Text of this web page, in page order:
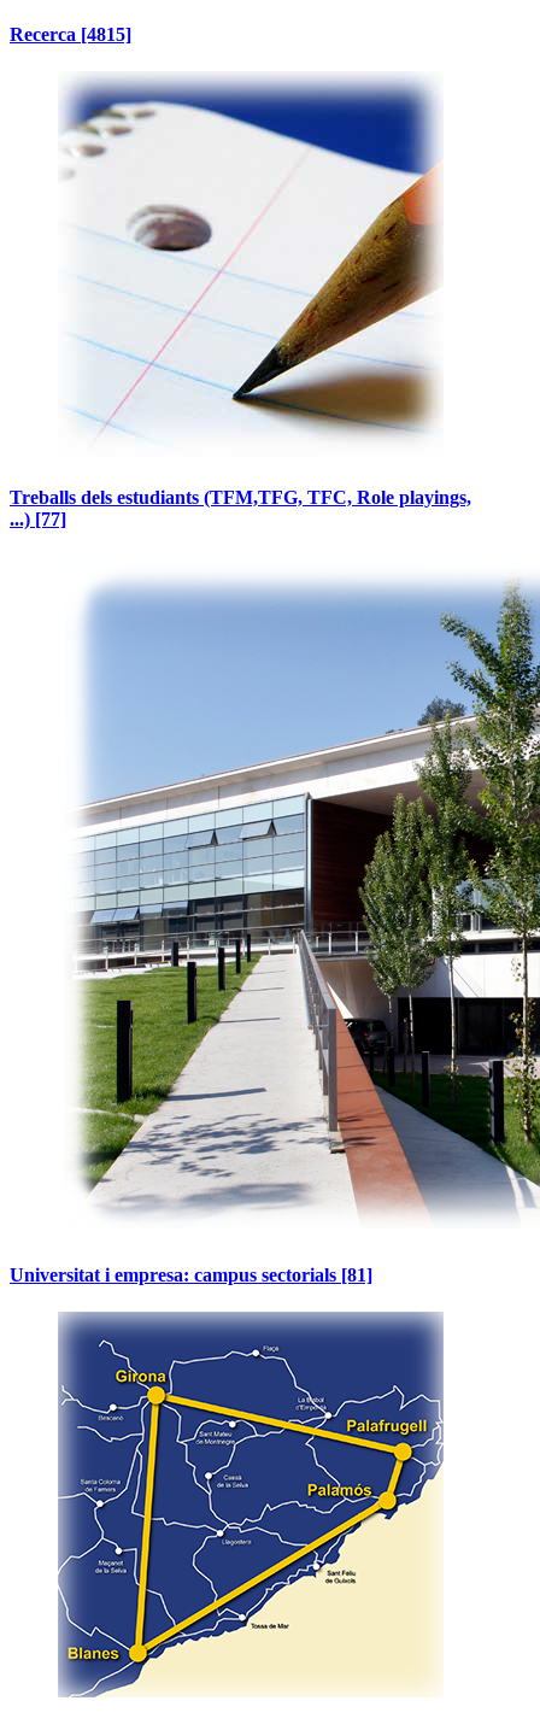
Recerca [4815]
Treballs dels estudiants (TFM,TFG, TFC, Role playings,
...) [77]
Universitat i empresa: campus sectorials [81]